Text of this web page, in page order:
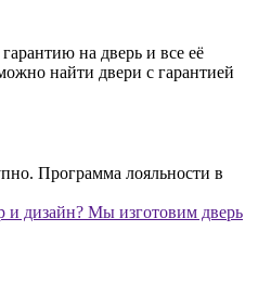
на дверь и все её
найти двери с гарантией
Программа лояльности в
дизайн? Мы изготовим дверь